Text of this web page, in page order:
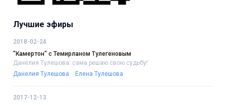
Лучшие эфиры
2018-02-24
"Камертон" с Темирланом Тулегеновым
Данелия Тулешова: сама решаю свою судьбу!
Данелия Тулешова
Елена Тулешова
2017-12-13